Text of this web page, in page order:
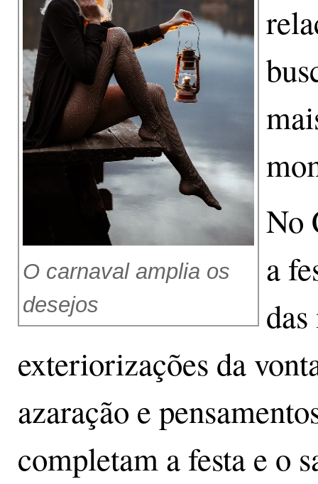
O carnaval amplia os
desejos
No
a
exteriorizações da
azaração e
completam a festa e o